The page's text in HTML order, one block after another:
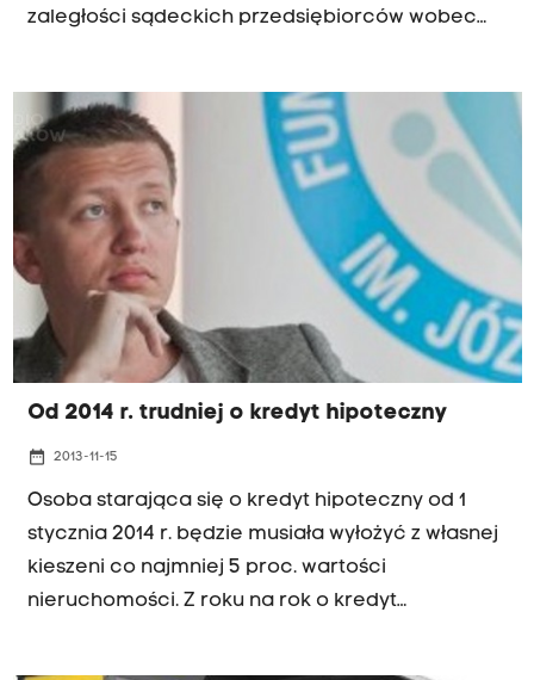
zaległości sądeckich przedsiębiorców wobec
otrzymało pensji w terminie.
Od 2014 r. trudniej o kredyt hipoteczny
date_range 2013-11-15
Osoba starająca się o kredyt hipoteczny od 1
stycznia 2014 r. będzie musiała wyłożyć z własnej
kieszeni co najmniej 5 proc. wartości
nieruchomości. Z roku na rok o kredyt